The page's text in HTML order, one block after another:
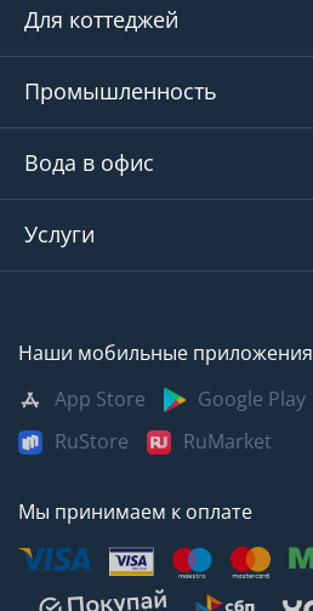
Для коттеджей
Промышленность
Вода в офис
Услуги
Наши мобильные приложения
App Store
Google Play
RuStore
RuMarket
Мы принимаем к оплате